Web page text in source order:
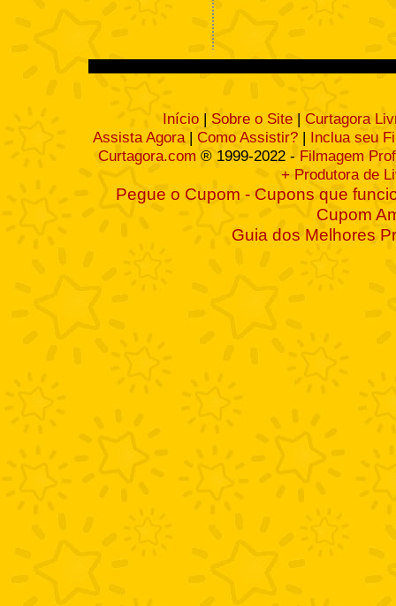
Início | Sobre o Site | Curtagora
Assista Agora| Como Assistir? | Inclua seu
Curtagora.com ® 1999-2022 - Filmagem
+ Produtora de
Pegue o Cupom - Cupons que
Cupom
Guia dos Melhores